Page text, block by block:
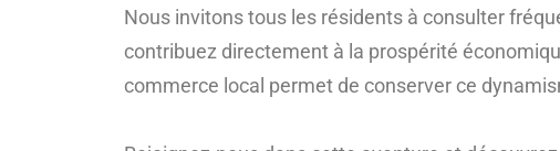
Nous invitons tous les résidents à consulter
contribuez directement à la prospérité
commerce local permet de conserver ce